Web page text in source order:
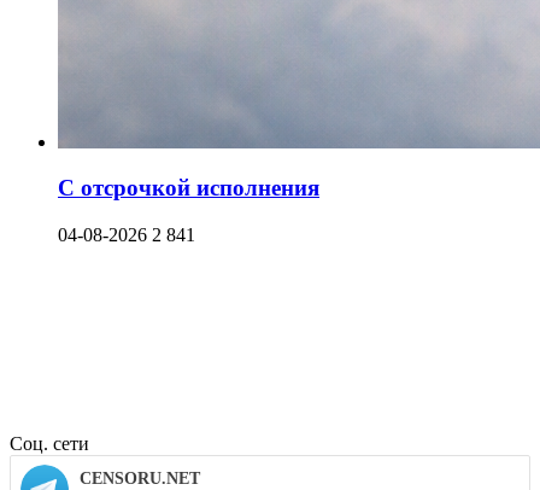
С отсрочкой исполнения
04-08-2026 2 841
Соц. сети